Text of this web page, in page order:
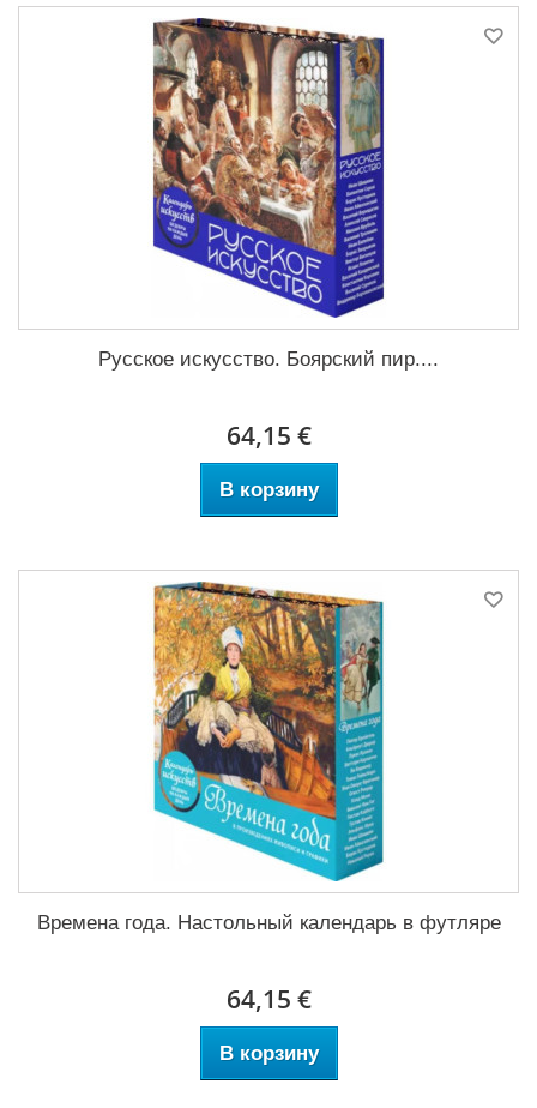
Русское искусство. Боярский пир....
64,15 €
В корзину
Времена года. Настольный календарь в футляре
64,15 €
В корзину